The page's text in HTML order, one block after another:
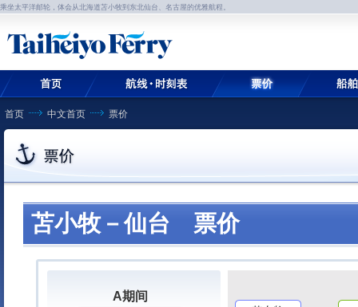
乘坐太平洋邮轮，体会从北海道苫小牧到东北仙台、名古屋的优雅航程。
首页 中文首页 票价
苫小牧－仙台 票价
A期间